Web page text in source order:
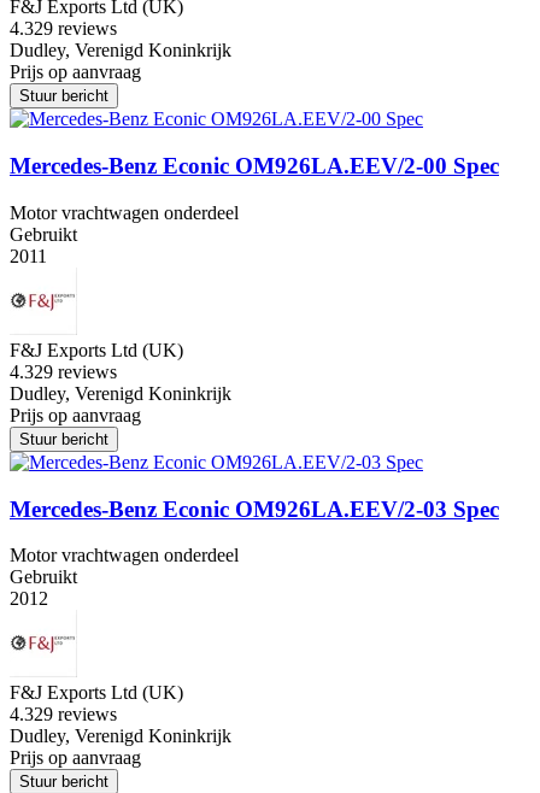
F&J Exports Ltd (UK)
4.329 reviews
Dudley, Verenigd Koninkrijk
Prijs op aanvraag
Stuur bericht
Mercedes-Benz Econic OM926LA.EEV/2-00 Spec
Motor vrachtwagen onderdeel
Gebruikt
2011
F&J Exports Ltd (UK)
4.329 reviews
Dudley, Verenigd Koninkrijk
Prijs op aanvraag
Stuur bericht
Mercedes-Benz Econic OM926LA.EEV/2-03 Spec
Motor vrachtwagen onderdeel
Gebruikt
2012
F&J Exports Ltd (UK)
4.329 reviews
Dudley, Verenigd Koninkrijk
Prijs op aanvraag
Stuur bericht